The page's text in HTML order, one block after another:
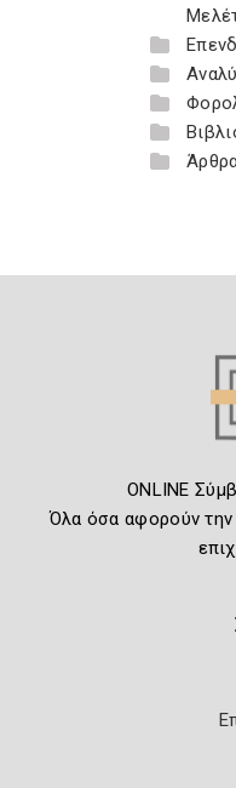
ONLINE
Όλα όσα αφορούν την